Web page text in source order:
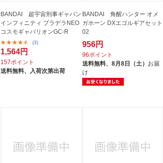
BANDAI 超宇宙刑事ギャバン
インフィニティ プラデラNEO
コスモギャバリオンGC-R
(3)
1,564円
157ポイント
送料無料、
入荷次第出荷
BANDAI 角醒ハンター オメ
ガホーン DXエゴルギアセット
02
956円
96ポイント
送料無料、 8月8日（土） お届
け